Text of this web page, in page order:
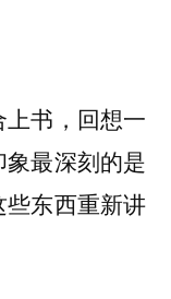
书，回想一
最深刻的是
东西重新讲